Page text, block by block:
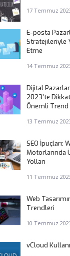
17 Temmuz
E-posta
Stratejileriyle
Etme
14 Temmuz
Dijital
2023’te
Önemli Trend
13 Temmuz
SEO İpuçları:
Motorlarında
Yolları
11 Temmuz
Web
Trendleri
10 Temmuz
vCloud